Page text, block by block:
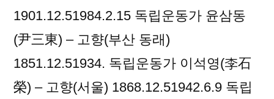
1901.12.51984.2.15 독립운동가 윤삼동
(尹三東) – 고향(부산 동래)
1851.12.51934. 독립운동가 이석영(李石
榮) – 고향(서울) 1868.12.51942.6.9 독립